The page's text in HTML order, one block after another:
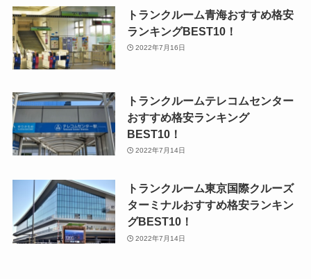
トランクルーム青海おすすめ格安
ランキングBEST10！
2022年7月16日
トランクルームテレコムセンター
おすすめ格安ランキング
BEST10！
2022年7月14日
トランクルーム東京国際クルーズ
ターミナルおすすめ格安ランキン
グBEST10！
2022年7月14日